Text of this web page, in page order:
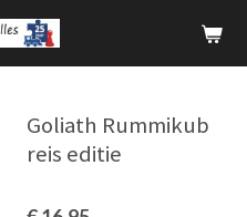
Goliath Rummikub
reis editie